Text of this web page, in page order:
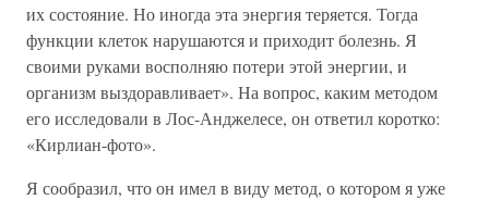
их состояние. Но иногда эта энергия теряется. Тогда
функции клеток нарушаются и приходит болезнь. Я
своими руками восполняю потери этой энергии, и
организм выздоравливает». На вопрос, каким методом
его исследовали в Лос-Анджелесе, он ответил коротко:
«Кирлиан-фото».
Я сообразил, что он имел в виду метод, о котором я уже